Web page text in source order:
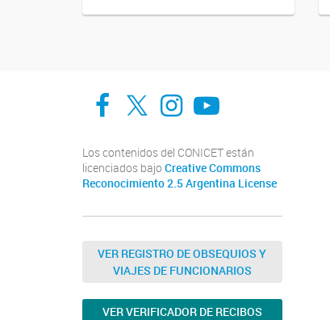
Facebook
Twitter
Instagram
Youtube
Los contenidos del CONICET están
licenciados bajo Creative Commons
Reconocimiento 2.5 Argentina License
VER REGISTRO DE OBSEQUIOS Y
VIAJES DE FUNCIONARIOS
VER VERIFICADOR DE RECIBOS